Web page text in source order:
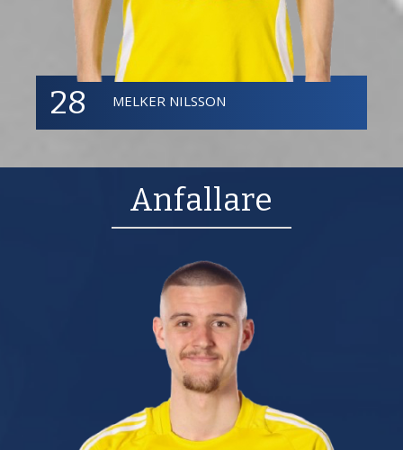
28 MELKER NILSSON
Anfallare